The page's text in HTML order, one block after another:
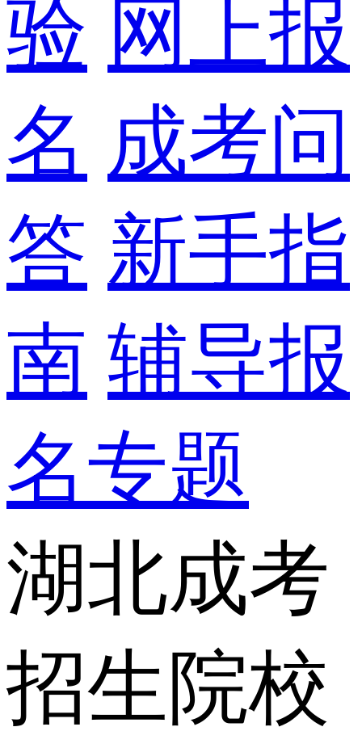
验 网上报
名 成考问
答 新手指
南 辅导报
名专题
湖北成考
招生院校